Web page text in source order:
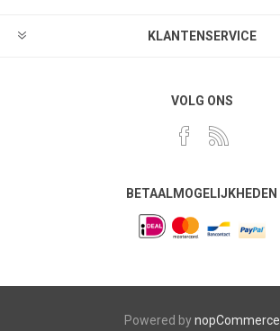
KLANTENSERVICE
VOLG ONS
BETAALMOGELIJKHEDEN
Powered bynopCommerce